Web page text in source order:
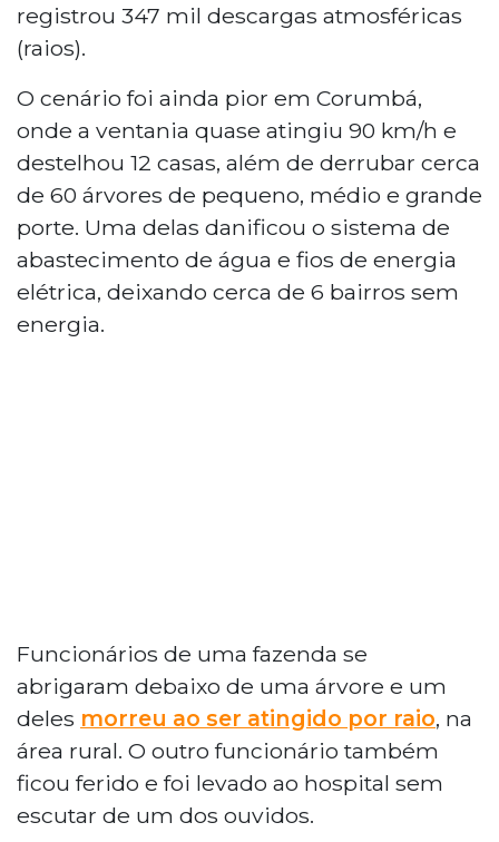
registrou 347 mil descargas atmosféricas
(raios).
O cenário foi ainda pior em Corumbá,
onde a ventania quase atingiu 90 km/h e
destelhou 12 casas, além de derrubar cerca
de 60 árvores de pequeno, médio e grande
porte. Uma delas danificou o sistema de
abastecimento de água e fios de energia
elétrica, deixando cerca de 6 bairros sem
energia.
Funcionários de uma fazenda se
abrigaram debaixo de uma árvore e um
deles morreu ao ser atingido por raio, na
área rural. O outro funcionário também
ficou ferido e foi levado ao hospital sem
escutar de um dos ouvidos.